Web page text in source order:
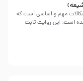
مهم و اساسی است که
است، این روایت ثابت